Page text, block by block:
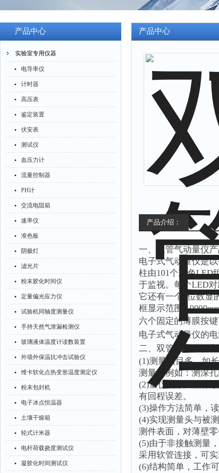
产品中心
实验室专用仪器
电导率仪
计时器
高压表
鉴定装置
伏安表
测试仪
血压力计
流量控制器
PH计
交流电阻箱
速率仪
准色板
阴极灯
滤光片
粉末胶化时间仪
定量偏光应力仪
试验机同轴度测量仪
手持天然气泄漏检测仪
玻璃液体温度计读数装置
外墙外保温抗冲击试验仪
维卡软化点热变形温度测定仪
粉末包封机
电子冰点恒温器
土壤干燥箱
轮式计米器
电杆荷载挠度测试仪
凝胶化时间测试仪
产品中心
产品介绍：
一、双管气动量仪
电子式气动量仪是
柱由101个三色LED
于监视。每个LED
它还有一个8位数显
框显示范围
六个固定的薄膜按
电子式气动量仪的
二、 双管气动量仪
(1)测量项目多，如
测量，例如：测深
(2)量仪的放大倍数
有回程误差。
(3)操作方法简单，
(4)实现测量头与被
测件表面，对薄壁
(5)由于非接触测量
采用软管连接，可
(6)结构简单，工作